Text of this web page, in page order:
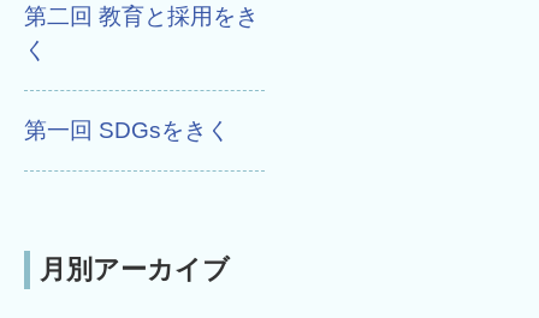
第二回 教育と採用をき
く
第一回 SDGsをきく
月別アーカイブ